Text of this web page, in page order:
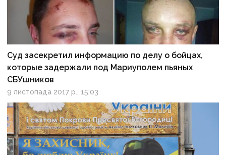
Суд засекретил информацию по делу о бойцах,
которые задержали под Мариуполем пьяных
СБУшников
9 листопада 2017 р., 15:03